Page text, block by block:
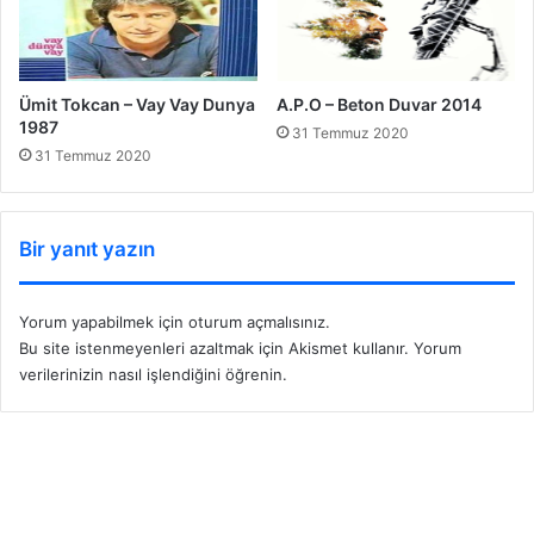
Ümit Tokcan – Vay Vay Dunya
1987
31 Temmuz 2020
A.P.O – Beton Duvar 2014
31 Temmuz 2020
Bir yanıt yazın
Yorum yapabilmek için oturum açmalısınız.
Bu site istenmeyenleri azaltmak için Akismet kullanır. Yorum
verilerinizin nasıl işlendiğini öğrenin.